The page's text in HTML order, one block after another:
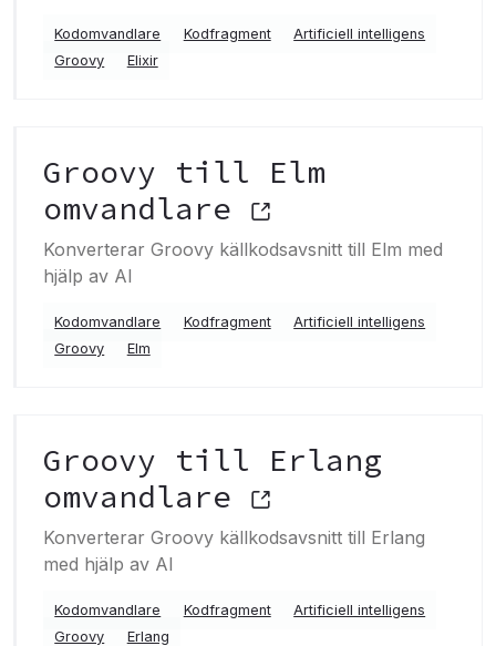
Kodomvandlare Kodfragment
Artificiell intelligens
Groovy
Elixir
Groovy till Elm
omvandlare
Konverterar Groovy källkodsavsnitt till Elm med
hjälp av AI
Kodomvandlare Kodfragment
Artificiell intelligens
Groovy
Elm
Groovy till Erlang
omvandlare
Konverterar Groovy källkodsavsnitt till Erlang
med hjälp av AI
Kodomvandlare Kodfragment
Artificiell intelligens
Groovy
Erlang